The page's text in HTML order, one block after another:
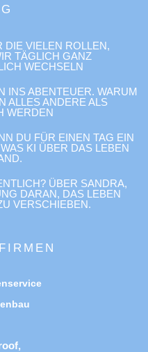
DIE VIELEN ROLLEN,
TÄGLICH GANZ
WECHSELN
INS ABENTEUER. WARUM
ALLES ANDERE ALS
WERDEN
DU FÜR EINEN TAG EIN
KI ÜBER DAS LEBEN
ÜBER SANDRA,
DARAN, DAS LEBEN
VERSCHIEBEN.